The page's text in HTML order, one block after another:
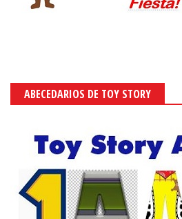
ABECEDARIOS DE TOY STORY